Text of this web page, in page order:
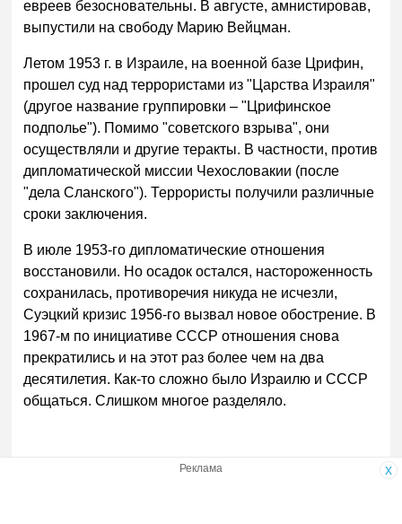
евреев безосновательны. В августе, амнистировав,
выпустили на свободу Марию Вейцман.
Летом 1953 г. в Израиле, на военной базе Црифин,
прошел суд над террористами из "Царства Израиля"
(другое название группировки – "Црифинское
подполье"). Помимо "советского взрыва", они
осуществляли и другие теракты. В частности, против
дипломатической миссии Чехословакии (после
"дела Сланского"). Террористы получили различные
сроки заключения.
В июле 1953-го дипломатические отношения
восстановили. Но осадок остался, настороженность
сохранилась, противоречия никуда не исчезли,
Суэцкий кризис 1956-го вызвал новое обострение. В
1967-м по инициативе СССР отношения снова
прекратились и на этот раз более чем на два
десятилетия. Как-то сложно было Израилю и СССР
общаться. Слишком многое разделяло.
x
Реклама